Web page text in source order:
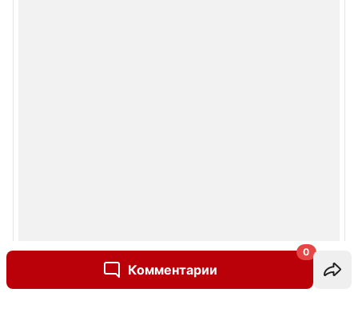
Комментарии
0